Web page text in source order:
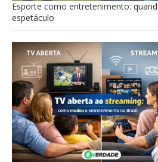
Esporte como entretenimento:
espetáculo